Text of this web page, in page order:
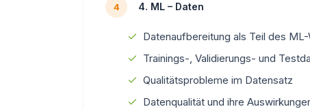
4 4. ML – Daten
Datenaufbereitung als Teil des
Trainings-, Validierungs- und
Qualitätsprobleme im Datensatz
Datenqualität und ihre